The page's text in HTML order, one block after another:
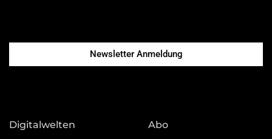
Newsletter Anmeldung
Digitalwelten
Abo